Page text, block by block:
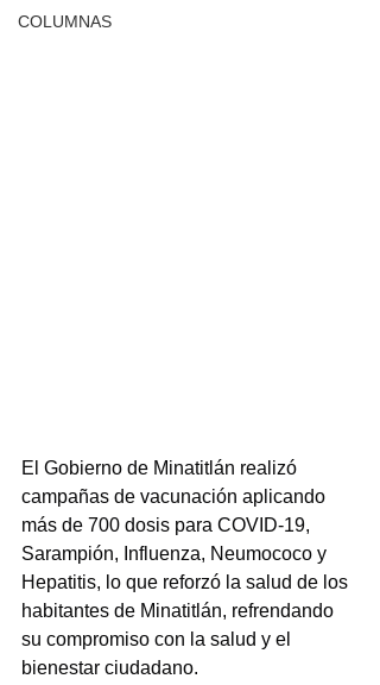
COLUMNAS
El Gobierno de Minatitlán realizó
campañas de vacunación aplicando
más de 700 dosis para COVID-19,
Sarampión, Influenza, Neumococo y
Hepatitis, lo que reforzó la salud de los
habitantes de Minatitlán, refrendando
su compromiso con la salud y el
bienestar ciudadano.